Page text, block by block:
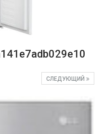
СЛЕДУЮЩИЙ